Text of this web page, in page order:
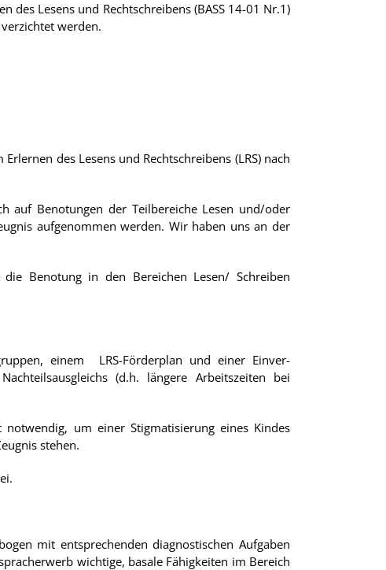
Lesens und Rechtschreibens (BASS 14-01 Nr.1)
werden.
des Lesens und Rechtschreibens (LRS) nach
auf Benotungen der Teilbereiche Lesen und/oder
aufgenommen werden. Wir haben uns an der
Benotung in den Bereichen Lesen/ Schreiben
einem LRS-Förderplan und einer Einver-
(d.h. längere Arbeitszeiten bei
um einer Stigmatisierung eines Kindes
stehen.
mit entsprechenden diagnostischen Aufgaben
wichtige, basale Fähigkeiten im Bereich